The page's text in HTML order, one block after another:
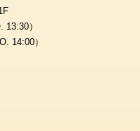
）
14:00）